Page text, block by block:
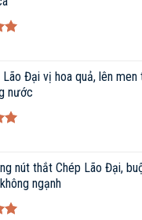
YouTube
Shopee
Đại vị hoa quả, lên men
nước
nút thắt Chép Lão Đại,
ngạnh